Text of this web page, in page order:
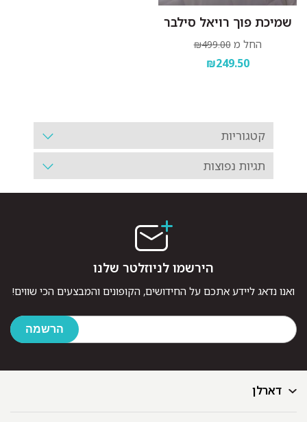
שמיכת פוך רויאל סילבר
החל מ ₪499.00
₪249.50
קטגוריות
תגיות נפוצות
דארלן
הירשמו לניוזלטר שלנו
ואנו נדאג ליידע אתכם על החידושים, הקופונים והמבצעים הכי שווים!